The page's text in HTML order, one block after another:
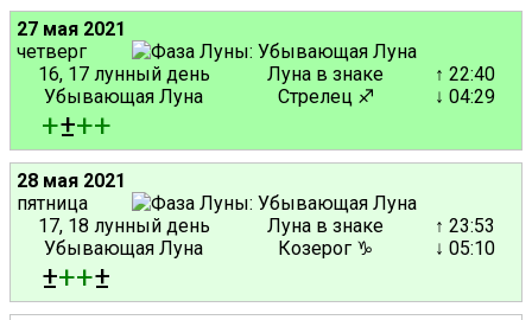
27 мая 2021
четверг
16, 17 лунный день
Убывающая Луна
Луна в знаке
Стрелец ♐
↑ 22:40
↓ 04:29
+±++
28 мая 2021
пятница
17, 18 лунный день
Убывающая Луна
Луна в знаке
Козерог ♑
↑ 23:53
↓ 05:10
±++±